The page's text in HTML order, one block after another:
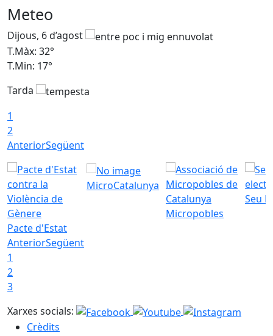
Meteo
Dijous, 6 d’agost
T.Màx: 32°
T.Min: 17°
Tarda
1
2
AnteriorSegüent
Pacte d'Estat
MicroCatalunya
Micropobles
Seu
AnteriorSegüent
1
2
3
Xarxes socials:
Crèdits